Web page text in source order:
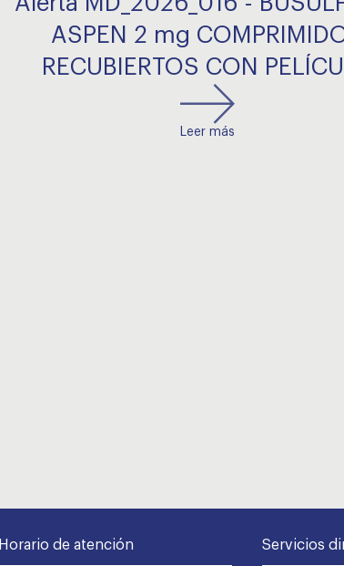
ASPEN 2 mg
RECUBIERTOS CON
Leer más
Horario de atención Servicios